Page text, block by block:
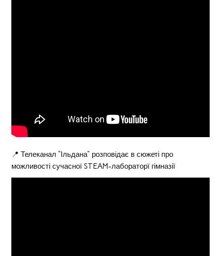
📍 Телеканал “Ільдана” розповідає в сюжеті про
можливості сучасної STEAM-лабораторї гімназії